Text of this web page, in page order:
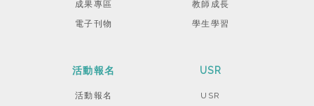
成果專區
電子刊物
教師成長
學生學習
活動報名
活動報名
USR
USR